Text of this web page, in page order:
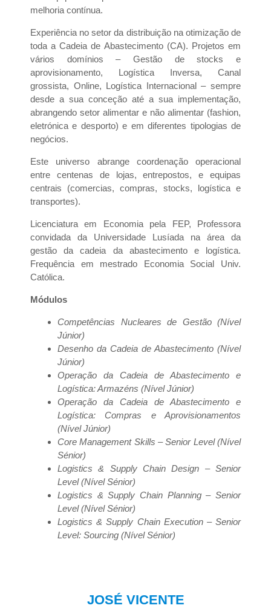
melhoria contínua.
Experiência no setor da distribuição na otimização de
toda a Cadeia de Abastecimento (CA). Projetos em
vários domínios – Gestão de stocks e
aprovisionamento, Logística Inversa, Canal
grossista, Online, Logística Internacional – sempre
desde a sua conceção até a sua implementação,
abrangendo setor alimentar e não alimentar (fashion,
eletrónica e desporto) e em diferentes tipologias de
negócios.
Este universo abrange coordenação operacional
entre centenas de lojas, entrepostos, e equipas
centrais (comercias, compras, stocks, logística e
transportes).
Licenciatura em Economia pela FEP, Professora
convidada da Universidade Lusíada na área da
gestão da cadeia da abastecimento e logística.
Frequência em mestrado Economia Social Univ.
Católica.
Módulos
Competências Nucleares de Gestão (Nível
Júnior)
Desenho da Cadeia de Abastecimento (Nível
Júnior)
Operação da Cadeia de Abastecimento e
Logística: Armazéns (Nível Júnior)
Operação da Cadeia de Abastecimento e
Logística: Compras e Aprovisionamentos
(Nível Júnior)
Core Management Skills – Senior Level (Nível
Sénior)
Logistics & Supply Chain Design – Senior
Level (Nível Sénior)
Logistics & Supply Chain Planning – Senior
Level (Nível Sénior)
Logistics & Supply Chain Execution – Senior
Level: Sourcing (Nível Sénior)
JOSÉ VICENTE